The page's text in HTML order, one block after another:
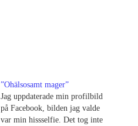
”Ohälsosamt mager”
Jag uppdaterade min profilbild
på Facebook, bilden jag valde
var min hissselfie. Det tog inte